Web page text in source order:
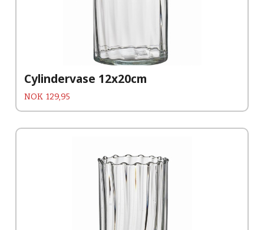
Cylindervase 12x20cm
Pris
NOK 129,95